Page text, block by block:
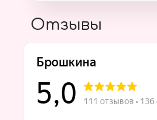
Отзывы